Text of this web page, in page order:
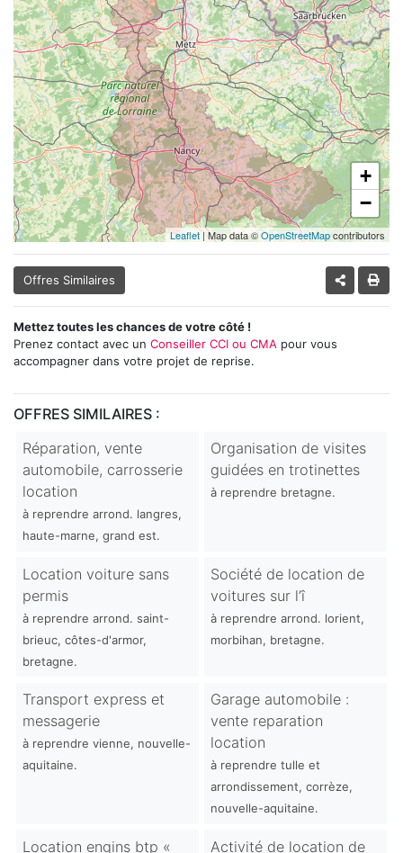
+
−
Leaflet| Map data ©OpenStreetMapcontributors
Offres Similaires
Mettez toutes les chances de votre côté !
Prenez contact avec un Conseiller CCI ou CMA pour vous
accompagner dans votre projet de reprise.
OFFRES SIMILAIRES :
Réparation, vente
automobile, carrosserie
location
à reprendre arrond. langres,
haute-marne, grand est.
Organisation de visites
guidées en trotinettes
à reprendre bretagne.
Location voiture sans
permis
à reprendre arrond. saint-
brieuc, côtes-d'armor,
bretagne.
Société de location de
voitures sur l’î
à reprendre arrond. lorient,
morbihan, bretagne.
Transport express et
messagerie
à reprendre vienne, nouvelle-
aquitaine.
Garage automobile :
vente reparation
location
à reprendre tulle et
arrondissement, corrèze,
nouvelle-aquitaine.
Location engins btp « Activité de location de